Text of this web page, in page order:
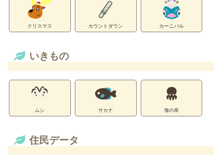
クリスマス カウントダウン カーニバル
いきもの
ムシ サカナ 海の幸
住民データ